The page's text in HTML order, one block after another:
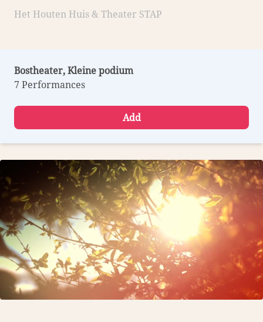
Het Houten Huis & Theater STAP
Bostheater, Kleine podium
7 Performances
Add